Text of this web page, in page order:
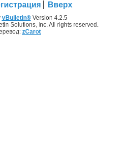
Вверх
vBulletin®Version 4.2.5
Solutions, Inc. All rights reserved.
zCarot